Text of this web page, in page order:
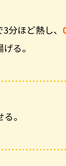
分ほど熱し、
る。
。